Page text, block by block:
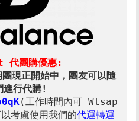
代團購優惠:
現正開始中，團友可以隨
進行代購!
(工作時間內可 Wtsap
考慮使用我們的代運轉運